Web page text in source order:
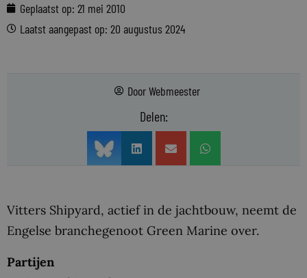
Geplaatst op: 21 mei 2010
Laatst aangepast op: 20 augustus 2024
DoorWebmeester
Delen:
Vitters Shipyard, actief in de jachtbouw, neemt de
Engelse branchegenoot Green Marine over.
Partijen